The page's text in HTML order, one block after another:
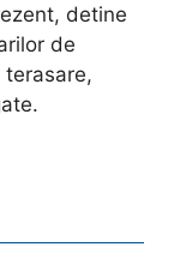
detine
de
terasare,